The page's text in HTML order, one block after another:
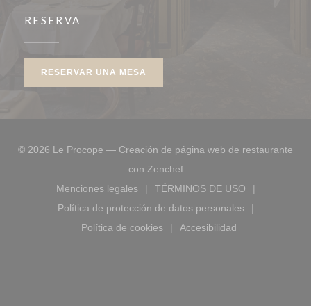
RESERVA
RESERVAR UNA MESA
© 2026 Le Procope — Creación de página web de restaurante
con Zenchef((abre en una nueva
Menciones legales
((abre en una nueva ventana))
TÉRMINOS DE USO
((abre en una nueva
Política de protección de datos personales
((abre en una nueva ventana))
Política de cookies
((abre en una nueva ventana))
Accesibilidad